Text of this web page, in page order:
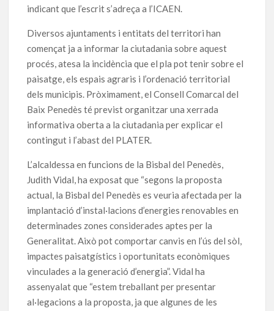
indicant que l’escrit s’adreça a l’ICAEN.
Diversos ajuntaments i entitats del territori han
començat ja a informar la ciutadania sobre aquest
procés, atesa la incidència que el pla pot tenir sobre el
paisatge, els espais agraris i l’ordenació territorial
dels municipis. Pròximament, el Consell Comarcal del
Baix Penedès té previst organitzar una xerrada
informativa oberta a la ciutadania per explicar el
contingut i l’abast del PLATER.
L’alcaldessa en funcions de la Bisbal del Penedès,
Judith Vidal, ha exposat que “segons la proposta
actual, la Bisbal del Penedès es veuria afectada per la
implantació d’instal·lacions d’energies renovables en
determinades zones considerades aptes per la
Generalitat. Això pot comportar canvis en l’ús del sòl,
impactes paisatgístics i oportunitats econòmiques
vinculades a la generació d’energia”. Vidal ha
assenyalat que “estem treballant per presentar
al·legacions a la proposta, ja que algunes de les